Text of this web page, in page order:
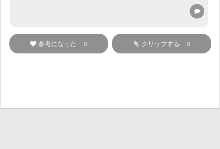
クリップする 0
参考になった 0